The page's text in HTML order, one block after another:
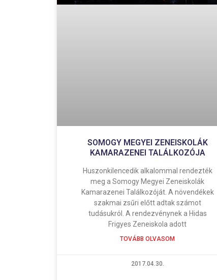
SOMOGY MEGYEI ZENEISKOLÁK
KAMARAZENEI TALÁLKOZÓJA
Huszonkilencedik alkalommal rendezték
meg a Somogy Megyei Zeneiskolák
Kamarazenei Találkozóját. A növendékek
szakmai zsűri előtt adtak számot
tudásukról. A rendezvénynek a Hidas
Frigyes Zeneiskola adott
TOVÁBB OLVASOM
2017.04.30.